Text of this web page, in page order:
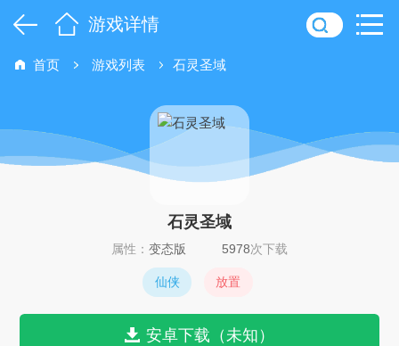
游戏详情
首页 游戏列表 石灵圣域
石灵圣域
属性： 变态版 5978次下载
仙侠 放置
安卓下载（未知）